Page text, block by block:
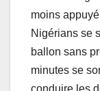
moins
Nigérians se
ballon sans
minutes se
conduire les